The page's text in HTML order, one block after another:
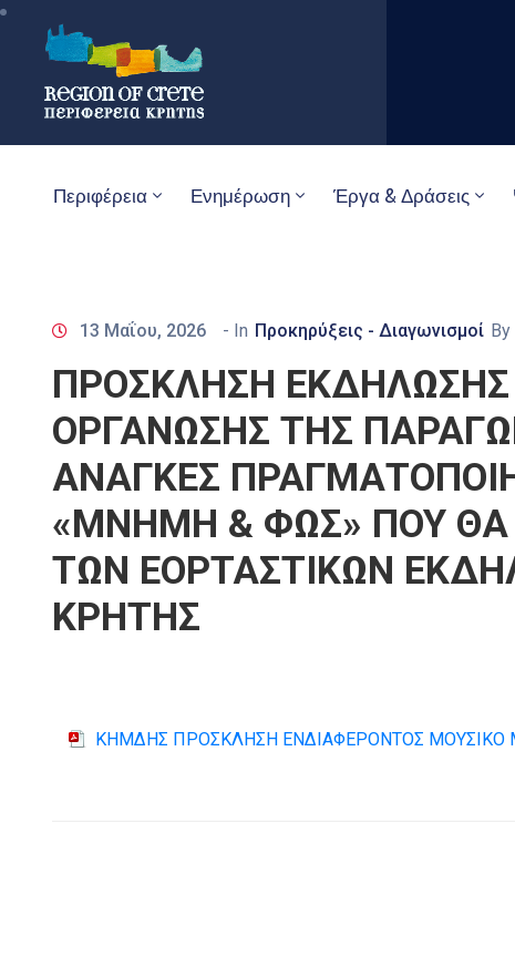
Περιφέρεια Ενημέρωση Έργα & Δράσεις
13 Μαΐου, 2026 - In Προκηρύξεις - Διαγωνισμοί By
ΠΡΟΣΚΛΗΣΗ
ΟΡΓΑΝΩΣΗΣ ΤΗΣ
ΑΝΑΓΚΕΣ
«MNHMH & ΦΩΣ» ΠΟΥ
ΤΩΝ ΕΟΡΤΑΣΤΙΚΩΝ
ΚΡΗΤΗΣ
ΚΗΜΔΗΣ ΠΡΟΣΚΛΗΣΗ ΕΝΔΙΑΦΕΡΟΝΤΟΣ ΜΟΥΣΙΚΟ